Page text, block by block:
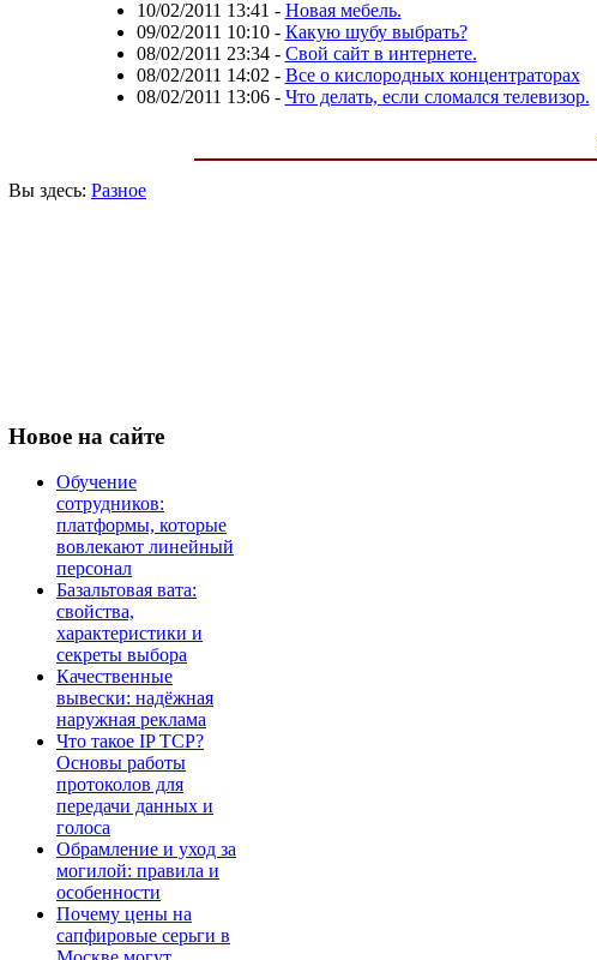
10/02/2011 13:41 - Новая мебель.
09/02/2011 10:10- Какую шубу выбрать?
08/02/2011 23:34- Свой сайт в интернете.
08/02/2011 14:02 - Все о кислородных концентраторах
08/02/2011 13:06- Что делать, если сломался телевизор.
Вы здесь: Разное
Новое на сайте
Обучение
сотрудников:
платформы, которые
вовлекают линейный
персонал
Базальтовая вата:
свойства,
характеристики и
секреты выбора
Качественные
вывески: надёжная
наружная реклама
Что такое IP TCP?
Основы работы
протоколов для
передачи данных и
голоса
Обрамление и уход за
могилой: правила и
особенности
Почему цены на
сапфировые серьги в